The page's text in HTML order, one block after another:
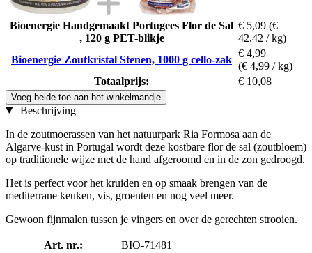
Bioenergie Handgemaakt Portugees Flor de Sal
, 120 g PET-blikje
€ 5,09 (€
42,42 / kg)
Bioenergie Zoutkristal Stenen, 1000 g cello-zak
€ 4,99
(€ 4,99 / kg)
Totaalprijs:
€ 10,08
Voeg beide toe aan het winkelmandje
Beschrijving
In de zoutmoerassen van het natuurpark Ria Formosa aan de
Algarve-kust in Portugal wordt deze kostbare flor de sal (zoutbloem)
op traditionele wijze met de hand afgeroomd en in de zon gedroogd.
Het is perfect voor het kruiden en op smaak brengen van de
mediterrane keuken, vis, groenten en nog veel meer.
Gewoon fijnmalen tussen je vingers en over de gerechten strooien.
Art. nr.:
BIO-71481